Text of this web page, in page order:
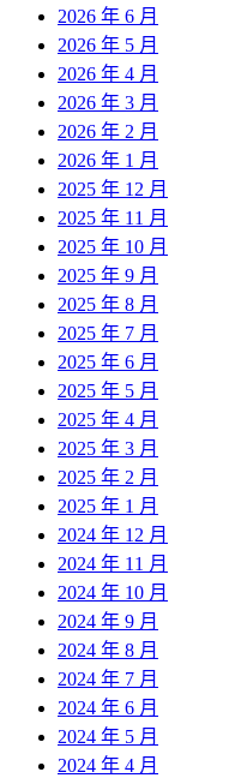
2026 年 6 月
2026 年 5 月
2026 年 4 月
2026 年 3 月
2026 年 2 月
2026 年 1 月
2025 年 12 月
2025 年 11 月
2025 年 10 月
2025 年 9 月
2025 年 8 月
2025 年 7 月
2025 年 6 月
2025 年 5 月
2025 年 4 月
2025 年 3 月
2025 年 2 月
2025 年 1 月
2024 年 12 月
2024 年 11 月
2024 年 10 月
2024 年 9 月
2024 年 8 月
2024 年 7 月
2024 年 6 月
2024 年 5 月
2024 年 4 月